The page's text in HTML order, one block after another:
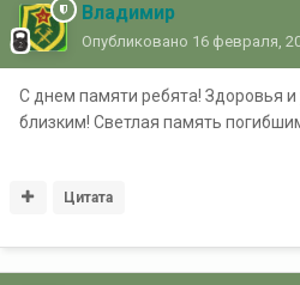
Владимир
Опубликовано 16 февраля,
С днем памяти ребята! Здоровья
близким! Светлая память
Цитата